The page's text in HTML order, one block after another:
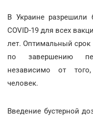
В Украине разрешили
COVID-19 для всех
лет. Оптимальный
по завершению
независимо от
человек.
Введение бустерной